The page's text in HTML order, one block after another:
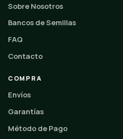
Sobre Nosotros
Bancos de Semillas
FAQ
Contacto
COMPRA
Envíos
Garantías
Método de Pago